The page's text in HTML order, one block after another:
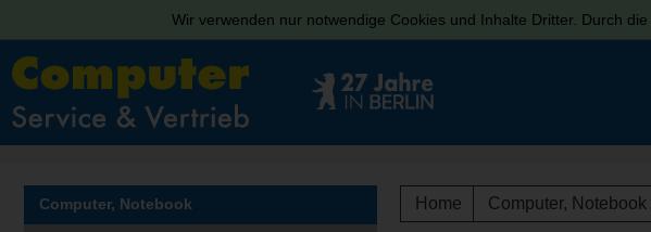
Wir verwenden nur notwendige Cookies und Inhalte Dritter. Durch
Home Computer, Notebook
Computer, Notebook